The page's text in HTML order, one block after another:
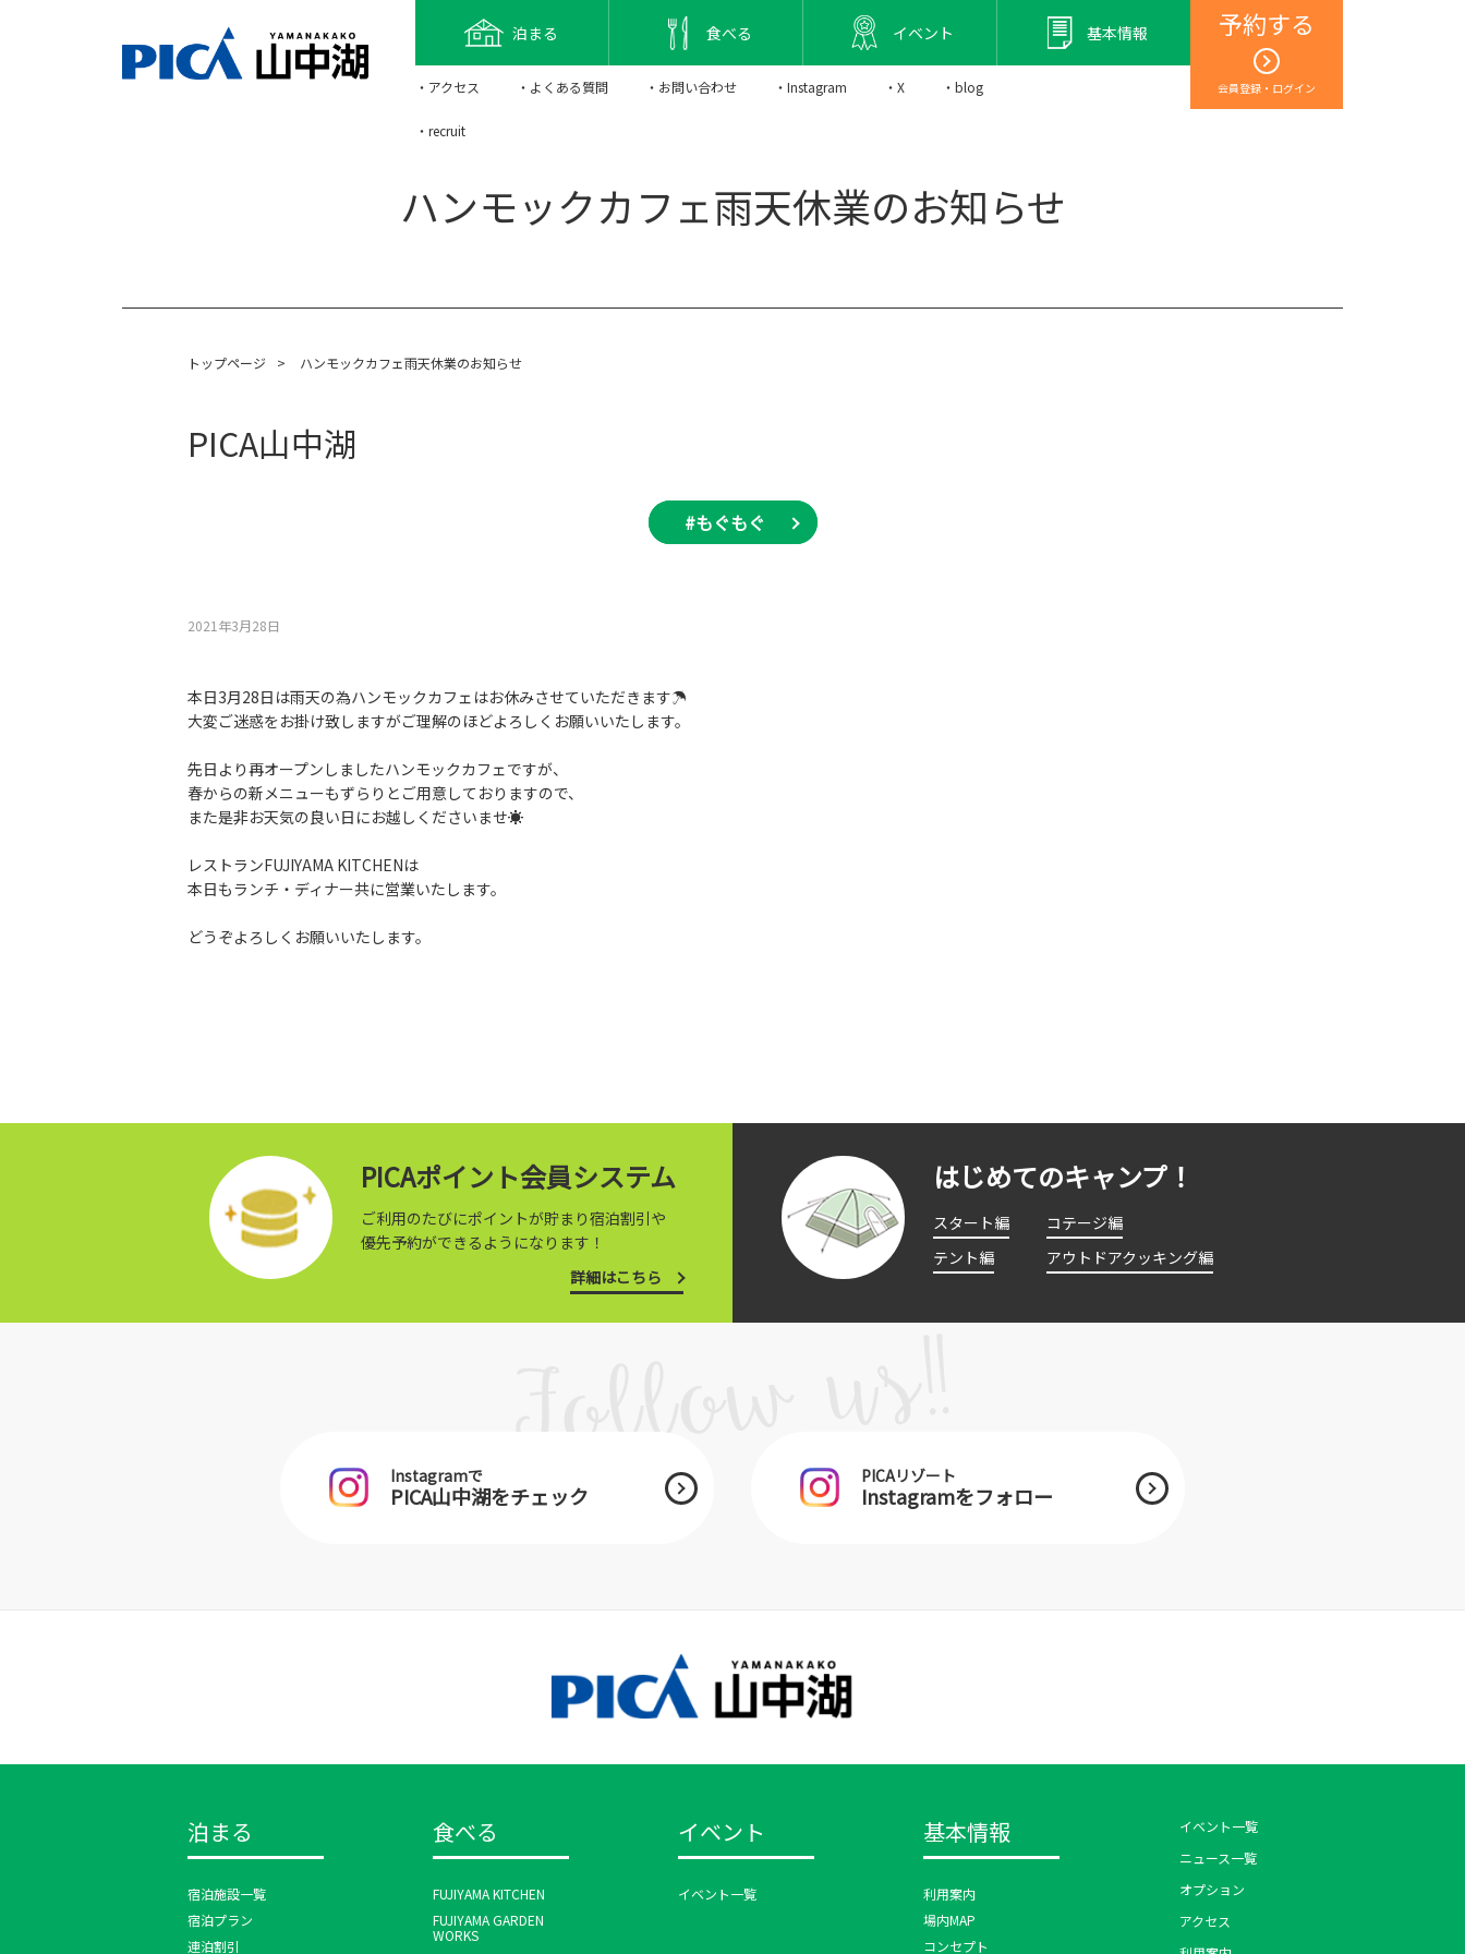
予約する
会員登録・ログイン
泊まる 食べる イベント 基本情報
・アクセス ・よくある質問 ・お問い合わせ ・Instagram ・X ・blog
・recruit
ハンモックカフェ雨天休業のお知らせ
トップページ > ハンモックカフェ雨天休業のお知らせ
PICA山中湖
#もぐもぐ
2021年3月28⽇
本日3月28日は雨天の為ハンモックカフェはお休みさせていただきます☂
大変ご迷惑をお掛け致しますがご理解のほどよろしくお願いいたします。
先日より再オープンしましたハンモックカフェですが、
春からの新メニューもずらりとご用意しておりますので、
また是非お天気の良い日にお越しくださいませ☀
レストランFUJIYAMA KITCHENは
本日もランチ・ディナー共に営業いたします。
どうぞよろしくお願いいたします。
PICAポイント会員システム
ご利用のたびにポイントが貯まり宿泊割引や
優先予約ができるようになります！
詳細はこちら
はじめてのキャンプ！
スタート編
コテージ編
テント編
アウトドアクッキング編
Instagramで
PICA山中湖をチェック
PICAリゾート
Instagramをフォロー
泊まる
宿泊施設一覧
宿泊プラン
連泊割引
食べる
FUJIYAMA KITCHEN
FUJIYAMA GARDEN
WORKS
イベント
イベント一覧
基本情報
利用案内
場内MAP
コンセプト
イベント一覧
ニュース一覧
オプション
アクセス